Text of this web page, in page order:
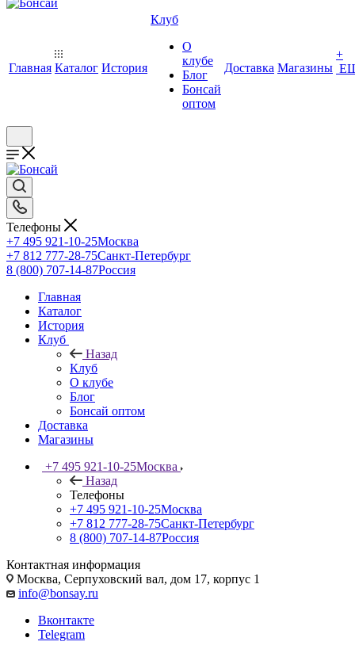
Главная Каталог История
Клуб
О
клубе
Блог
Бонсай
оптом
Доставка Магазины
+
Телефоны
+7 495 921-10-25Москва
+7 812 777-28-75Санкт-Петербург
8 (800) 707-14-87Россия
Главная
Каталог
История
Клуб
Назад
Клуб
О клубе
Блог
Бонсай оптом
Доставка
Магазины
+7 495 921-10-25Москва
Назад
Телефоны
+7 495 921-10-25Москва
+7 812 777-28-75Санкт-Петербург
8 (800) 707-14-87Россия
Контактная информация
Москва, Cерпуховский вал, дом 17, корпус 1
info@bonsay.ru
Вконтакте
Telegram